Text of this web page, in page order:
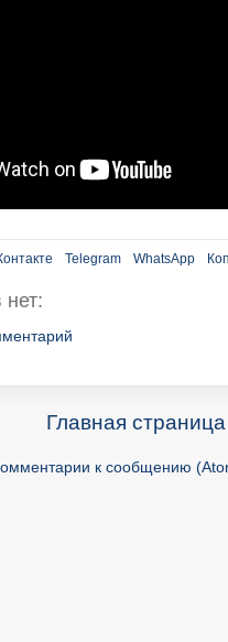
Telegram WhatsApp
Главная страница
к сообщению